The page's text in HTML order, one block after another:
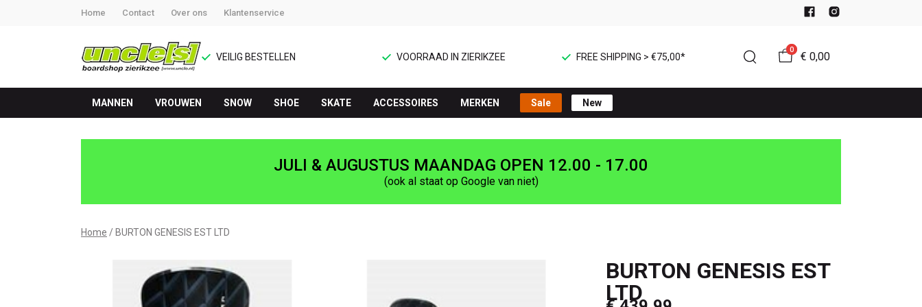
Home Contact Over ons Klantenservice
VEILIG BESTELLEN VOORRAAD IN ZIERIKZEE FREE SHIPPING > €75,00*
0
€ 0,00
MANNEN VROUWEN SNOW SHOE SKATE ACCESSOIRES MERKEN Sale New
BURTON
UNCLE[S]
JULI & AUGUSTUS MAANDAG OPEN 12.00 - 17.00
(ook al staat op Google van niet)
Home BURTON GENESIS EST LTD
BURTON GENESIS EST
LTD